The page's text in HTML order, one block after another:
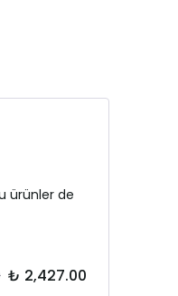
ürünler de
₺ 2,427.00